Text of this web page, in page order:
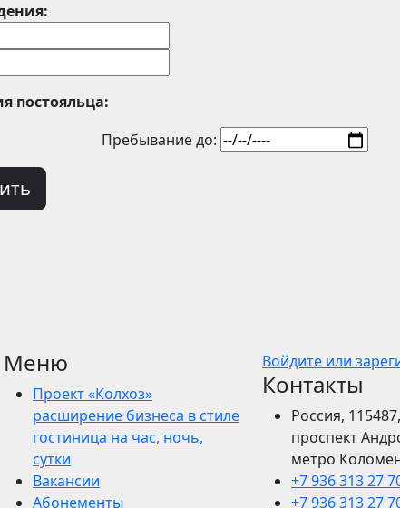
постояльца:
Пребывание до:
Меню
Проект «Колхоз»
расширение бизнеса в стиле
гостиница на час, ночь,
сутки
Вакансии
Абонементы
Войдите или
Контакты
Россия,
проспект
метро
+7 936 313 27
+7 936 313 27